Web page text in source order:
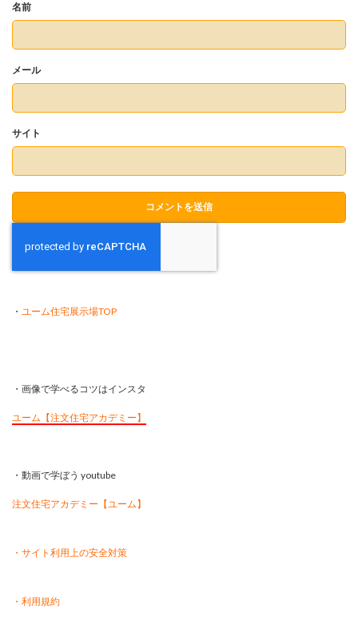
名前
メール
サイト
・ ユーム住宅展示場TOP
・画像で学べるコツはインスタ
ユーム【注文住宅アカデミー】
・動画で学ぼう youtube
注文住宅アカデミー【ユーム】
・サイト利用上の安全対策
・利用規約